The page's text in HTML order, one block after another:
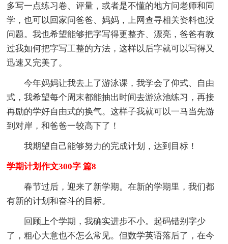
多写一点练习卷、评量，或者是不懂的地方问老师和同
学，也可以回家问爸爸、妈妈，上网查寻相关资料也没
问题。我也希望能够把字写得更整齐、漂亮，爸爸有教
过我如何把字写工整的方法，这样以后字就可以写得又
迅速又完美了。
今年妈妈让我去上了游泳课，我学会了仰式、自由
式，我希望每个周末都能抽出时间去游泳池练习，再接
再励的学好自由式的换气。这样子我就可以一马当先游
到对岸，和爸爸一较高下了！
我期望自己能够努力的完成计划，达到目标！
学期计划作文300字 篇8
春节过后，迎来了新学期。在新的学期里，我们都
有新的计划和奋斗的目标。
回顾上个学期，我确实进步不小。起码错别字少
了，粗心大意也不怎么常见。但数学英语落后了，在今